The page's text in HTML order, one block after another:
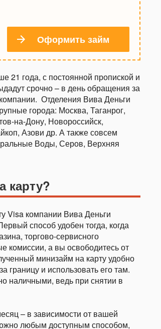
Оформить займ
21 года, с постоянной пропиской и
срочно – в день обращения за
Отделения Вива Деньги
города: Москва, Таганрог,
на-Дону, Новороссийск,
Азови др. А также совсем
Воды, Серов, Верхняя
карту?
Visa компании Вива Деньги
способ удобен тогда, когда
торгово-сервисного
комиссии, а вы освободитесь от
минизайм на карту удобно
границу и использовать его там.
наличными, ведь при снятии в
– в зависимости от вашей
любым доступным способом,